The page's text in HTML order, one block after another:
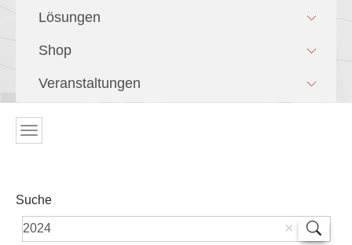
Lösungen
Shop
Veranstaltungen
Suche